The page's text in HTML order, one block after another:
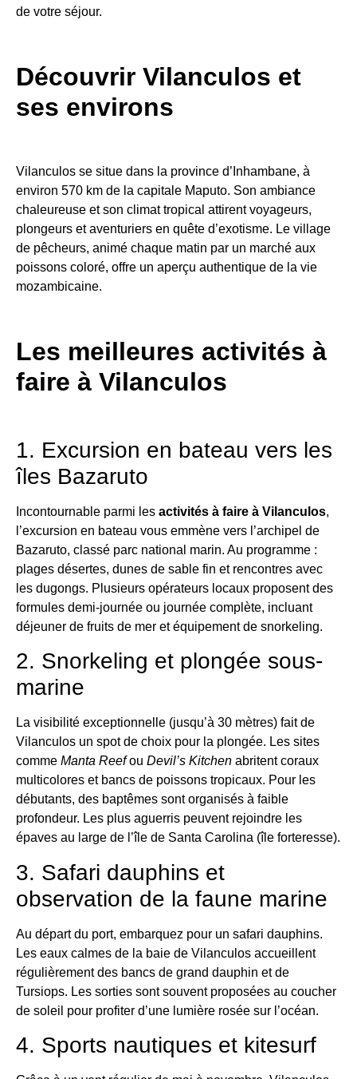
de votre séjour.
Découvrir Vilanculos et
ses environs
Vilanculos se situe dans la province d’Inhambane, à
environ 570 km de la capitale Maputo. Son ambiance
chaleureuse et son climat tropical attirent voyageurs,
plongeurs et aventuriers en quête d’exotisme. Le village
de pêcheurs, animé chaque matin par un marché aux
poissons coloré, offre un aperçu authentique de la vie
mozambicaine.
Les meilleures activités à
faire à Vilanculos
1. Excursion en bateau vers les
îles Bazaruto
Incontournable parmi les activités à faire à Vilanculos,
l’excursion en bateau vous emmène vers l’archipel de
Bazaruto, classé parc national marin. Au programme :
plages désertes, dunes de sable fin et rencontres avec
les dugongs. Plusieurs opérateurs locaux proposent des
formules demi-journée ou journée complète, incluant
déjeuner de fruits de mer et équipement de snorkeling.
2. Snorkeling et plongée sous-
marine
La visibilité exceptionnelle (jusqu’à 30 mètres) fait de
Vilanculos un spot de choix pour la plongée. Les sites
comme Manta Reefou Devil’s Kitchen abritent coraux
multicolores et bancs de poissons tropicaux. Pour les
débutants, des baptêmes sont organisés à faible
profondeur. Les plus aguerris peuvent rejoindre les
épaves au large de l’île de Santa Carolina (île forteresse).
3. Safari dauphins et
observation de la faune marine
Au départ du port, embarquez pour un safari dauphins.
Les eaux calmes de la baie de Vilanculos accueillent
régulièrement des bancs de grand dauphin et de
Tursiops. Les sorties sont souvent proposées au coucher
de soleil pour profiter d’une lumière rosée sur l’océan.
4. Sports nautiques et kitesurf